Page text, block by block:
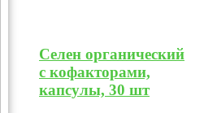
Селен органический
с кофакторами,
капсулы, 30 шт